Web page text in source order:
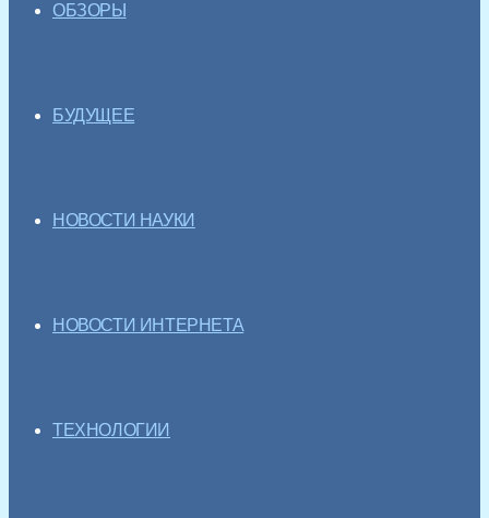
ОБЗОРЫ
БУДУЩЕЕ
НОВОСТИ НАУКИ
НОВОСТИ ИНТЕРНЕТА
ТЕХНОЛОГИИ